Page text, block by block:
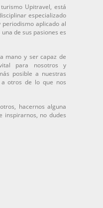
Upitravel, está
especializado
aplicado al
de sus pasiones es
mano y ser capaz de
para nosotros y
posible a nuestras
otros de lo que nos
hacernos alguna
inspirarnos, no dudes